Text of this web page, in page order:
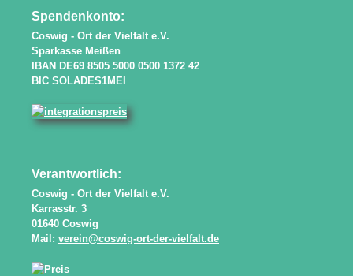
Spendenkonto:
Coswig - Ort der Vielfalt e.V.
Sparkasse Meißen
IBAN DE69 8505 5000 0500 1372 42
BIC SOLADES1MEI
Verantwortlich:
Coswig - Ort der Vielfalt e.V.
Karrasstr. 3
01640 Coswig
Mail: verein@coswig-ort-der-vielfalt.de